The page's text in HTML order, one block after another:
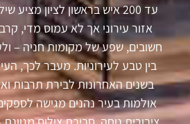
עד 200 איש בראשון לציון
אזור עירוני אך לא עמוס מדי,
חשובים, שפע של מקומות חניה –
בין טבע לעירוניות. מעבר לכך,
בשנים האחרונות לבירת תרבות
אולמות בעיר נהנים מגישה